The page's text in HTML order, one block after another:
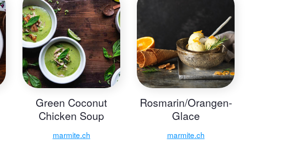
Green Coconut
Chicken Soup
marmite.ch
Rosmarin/Orangen-
Glace
marmite.ch